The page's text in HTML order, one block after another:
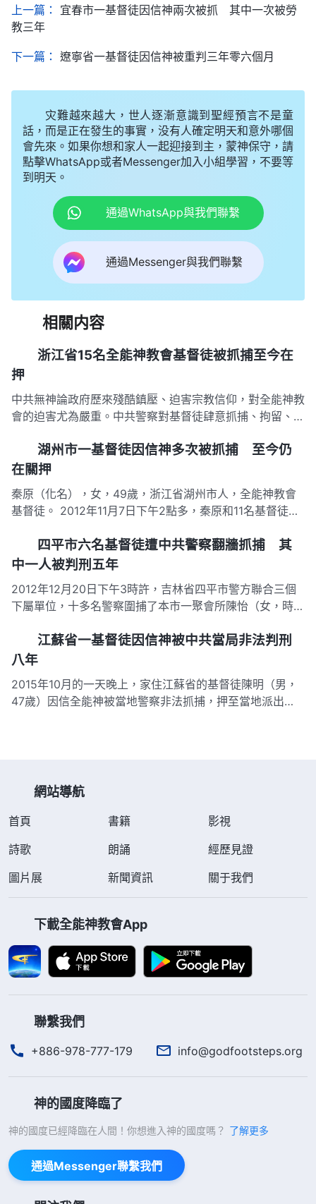
上一篇： 宜春市一基督徒因信神兩次被抓 其中一次被勞
教三年
下一篇： 遼寧省一基督徒因信神被重判三年零六個月
灾難越來越大，世人逐漸意識到聖經預言不是童
話，而是正在發生的事實，没有人確定明天和意外哪個
會先來。如果你想和家人一起迎接到主，蒙神保守，請
點擊WhatsApp或者Messenger加入小組學習，不要等
到明天。
通過WhatsApp與我們聯繫
通過Messenger與我們聯繫
相關内容
浙江省15名全能神教會基督徒被抓捕至今在
押
中共無神論政府歷來殘酷鎮壓、迫害宗教信仰，對全能神教
會的迫害尤為嚴重。中共警察對基督徒肆意抓捕、拘留、判
由，基督徒的人權也遭到嚴重侵犯。2017年7月，浙江省警
方對全能神教會基督徒採取統一抓捕行動，被抓的基督徒均
湖州市一基督徒因信神多次被抓捕 至今仍
在關押
秦原（化名），女，49歲，浙江省湖州市人，全能神教會
基督徒。 2012年11月7日下午2點多，秦原和11名基督徒在
下午6點左右，警察以「擾亂社會治安」為罪名將她行政拘
留10天。11月19日，秦原獲釋。 秦原回家後，村幹部、居
四平市六名基督徒遭中共警察翻牆抓捕 其
中一人被判刑五年
2012年12月20日下午3時許，吉林省四平市警方聯合三個
下屬單位，十多名警察圍捕了本市一聚會所陳怡（女，時年
市人）等六名全能神教會基督徒，正在一起商量傳福音事
宜。突然，十多名警察翻牆入院後破門而入，進屋就對幾名
江蘇省一基督徒因信神被中共當局非法判刑
八年
2015年10月的一天晚上，家住江蘇省的基督徒陳明（男，
47歲）因信全能神被當地警察非法抓捕，押至當地派出
網站導航
首頁 書籍
影視
詩歌
朗誦
經歷見證
圖片展
新聞資訊 關于我們
下載全能神教會App
聯繫我們
+886-978-777-179 info@godfootsteps.org
神的國度降臨了
神的國度已經降臨在人間！你想進入神的國度嗎？ 了解更多
通過Messenger聯繫我們